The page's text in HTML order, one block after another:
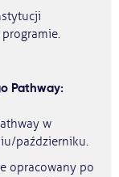
Pathway:
w
październiku.
opracowany po